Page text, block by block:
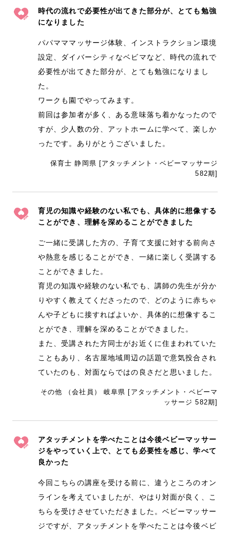
時代の流れで必要性が出てきた部分が、とても勉強
になりました
パパマママッサージ体験、インストラクション環境
設定、ダイバーシティなベビマなど、時代の流れで
必要性が出てきた部分が、とても勉強になりまし
た。
ワークも園でやってみます。
前回は参加者が多く、ある意味落ち着かなったので
すが、少人数の分、アットホームに学べて、楽しか
ったです。ありがとうございました。
保育士 静岡県 [アタッチメント・ベビーマッサージ
582期]
育児の知識や経験のない私でも、具体的に想像する
ことができ、理解を深めることができました
ご一緒に受講した方の、子育て支援に対する前向さ
や熱意を感じることができ、一緒に楽しく受講する
ことができました。
育児の知識や経験のない私でも、講師の先生が分か
りやすく教えてくださったので、どのように赤ちゃ
んや子どもに接すればよいか、具体的に想像するこ
とができ、理解を深めることができました。
また、受講された方同士がお近くに住まわれていた
こともあり、名古屋地域周辺の話題で意気投合され
ていたのも、対面ならではの良さだと思いました。
その他 （会社員） 岐阜県 [アタッチメント・ベビーマ
ッサージ 582期]
アタッチメントを学べたことは今後ベビーマッサー
ジをやっていく上で、とても必要性を感じ、学べて
良かった
今回こちらの講座を受ける前に、違うところのオン
ラインを考えていましたが、やはり対面が良く、こ
ちらを受けさせていただきました。ベビーマッサー
ジですが、アタッチメントを学べたことは今後ベビ